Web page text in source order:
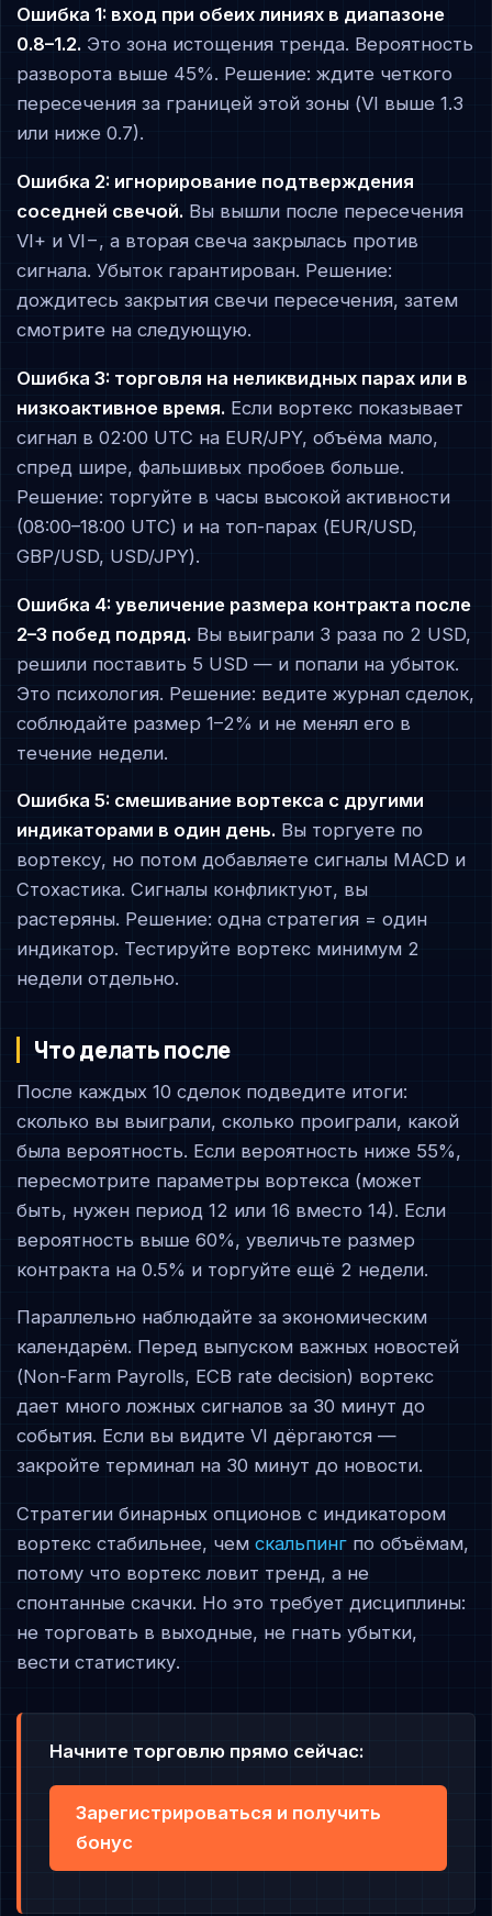
Ошибка 1: вход при обеих линиях в диапазоне
0.8–1.2. Это зона истощения тренда. Вероятность
разворота выше 45%. Решение: ждите четкого
пересечения за границей этой зоны (VI выше 1.3
или ниже 0.7).
Ошибка 2: игнорирование подтверждения
соседней свечой. Вы вышли после пересечения
VI+ и VI−, а вторая свеча закрылась против
сигнала. Убыток гарантирован. Решение:
дождитесь закрытия свечи пересечения, затем
смотрите на следующую.
Ошибка 3: торговля на неликвидных парах или в
низкоактивное время. Если вортекс показывает
сигнал в 02:00 UTC на EUR/JPY, объёма мало,
спред шире, фальшивых пробоев больше.
Решение: торгуйте в часы высокой активности
(08:00–18:00 UTC) и на топ-парах (EUR/USD,
GBP/USD, USD/JPY).
Ошибка 4: увеличение размера контракта после
2–3 побед подряд. Вы выиграли 3 раза по 2 USD,
решили поставить 5 USD — и попали на убыток.
Это психология. Решение: ведите журнал сделок,
соблюдайте размер 1–2% и не менял его в
течение недели.
Ошибка 5: смешивание вортекса с другими
индикаторами в один день. Вы торгуете по
вортексу, но потом добавляете сигналы MACD и
Стохастика. Сигналы конфликтуют, вы
растеряны. Решение: одна стратегия = один
индикатор. Тестируйте вортекс минимум 2
недели отдельно.
Что делать после
После каждых 10 сделок подведите итоги:
сколько вы выиграли, сколько проиграли, какой
была вероятность. Если вероятность ниже 55%,
пересмотрите параметры вортекса (может
быть, нужен период 12 или 16 вместо 14). Если
вероятность выше 60%, увеличьте размер
контракта на 0.5% и торгуйте ещё 2 недели.
Параллельно наблюдайте за экономическим
календарём. Перед выпуском важных новостей
(Non-Farm Payrolls, ECB rate decision) вортекс
дает много ложных сигналов за 30 минут до
события. Если вы видите VI дёргаются —
закройте терминал на 30 минут до новости.
Стратегии бинарных опционов с индикатором
вортекс стабильнее, чемскальпинг по объёмам,
потому что вортекс ловит тренд, а не
спонтанные скачки. Но это требует дисциплины:
не торговать в выходные, не гнать убытки,
вести статистику.
Начните торговлю прямо сейчас:
Зарегистрироваться и получить
бонус